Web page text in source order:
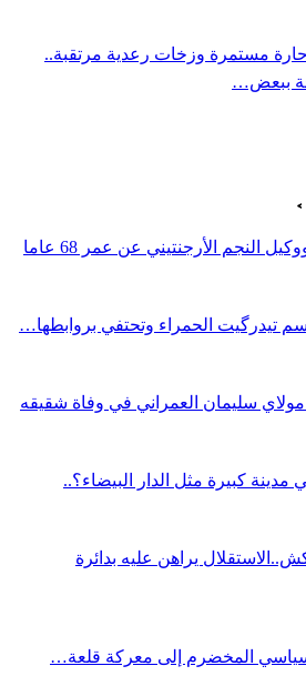
مستمرة وزخات رعدية مرتقبة..
الأرجنتيني عن عمر 68 عاما
تيدرگيت الحمراء وتحتفي بروابطها…
سليمان العمراني في وفاة شقيقه
كبيرة مثل الدار البيضاء؟..
يراهن عليه بدائرة
المخضرم إلى معركة قلعة…